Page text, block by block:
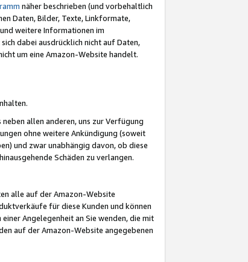
näher beschrieben (und vorbehaltlich
Daten, Bilder, Texte, Linkformate,
weitere Informationen im
dabei ausdrücklich nicht auf Daten,
um eine Amazon-Website handelt.
allen anderen, uns zur Verfügung
ohne weitere Ankündigung (soweit
und zwar unabhängig davon, ob diese
Schäden zu verlangen.
alle auf der Amazon-Website
für diese Kunden und können
Angelegenheit an Sie wenden, die mit
auf der Amazon-Website angegebenen